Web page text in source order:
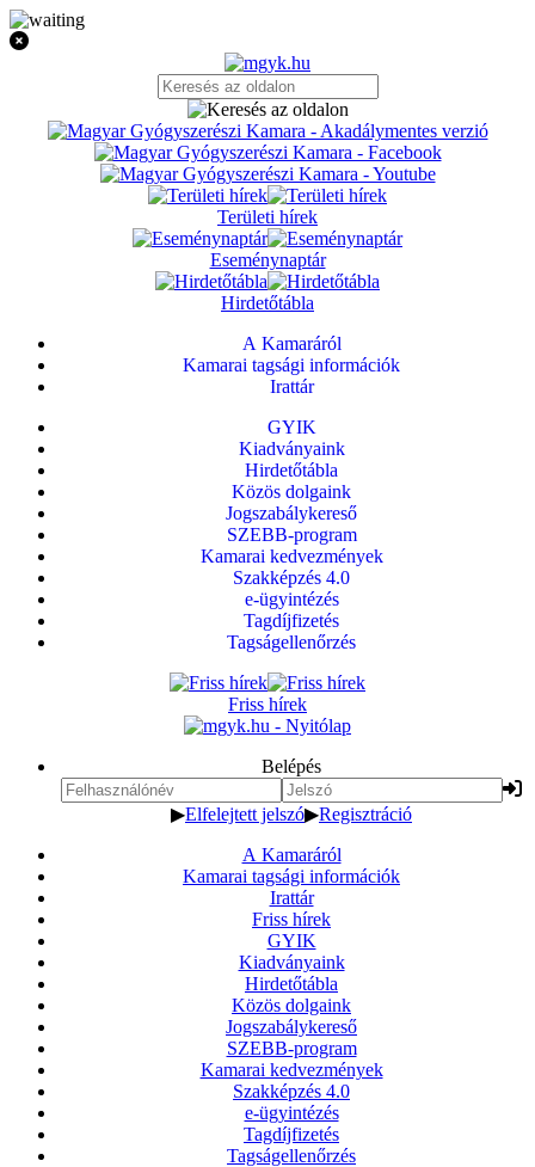
Területi hírek
Eseménynaptár
Hirdetőtábla
A Kamaráról
Kamarai tagsági információk
Irattár
GYIK
Kiadványaink
Hirdetőtábla
Közös dolgaink
Jogszabálykereső
SZEBB-program
Kamarai kedvezmények
Szakképzés 4.0
e-ügyintézés
Tagdíjfizetés
Tagságellenőrzés
Friss hírek
Belépés
▶Elfelejtett jelszó▶Regisztráció
A Kamaráról
Kamarai tagsági információk
Irattár
Friss hírek
GYIK
Kiadványaink
Hirdetőtábla
Közös dolgaink
Jogszabálykereső
SZEBB-program
Kamarai kedvezmények
Szakképzés 4.0
e-ügyintézés
Tagdíjfizetés
Tagságellenőrzés